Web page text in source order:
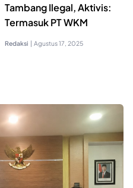
Tambang Ilegal, Aktivis:
Termasuk PT WKM
Redaksi | Agustus 17, 2025